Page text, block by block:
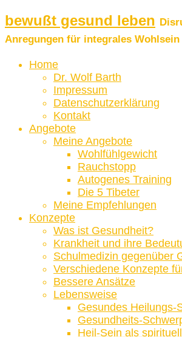
bewußt gesund leben
Anregungen für integrales Wohlsein
Home
Dr. Wolf Barth
Impressum
Datenschutzerklärung
Kontakt
Angebote
Meine Angebote
Wohlfühlgewicht
Rauchstopp
Autogenes Training
Die 5 Tibeter
Meine Empfehlungen
Konzepte
Was ist Gesundheit?
Krankheit und ihre
Schulmedizin gegenüber
Verschiedene Konzepte
Bessere Ansätze
Lebensweise
Gesundes Heilungs-
Gesundheits-
Heil-Sein als